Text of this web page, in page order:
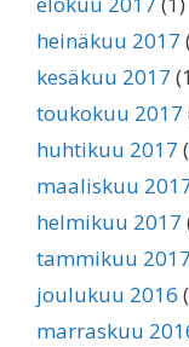
heinäkuu 2017
kesäkuu 2017
toukokuu 2017
huhtikuu 2017
maaliskuu
helmikuu 2017
tammikuu 2017
joulukuu 2016
marraskuu